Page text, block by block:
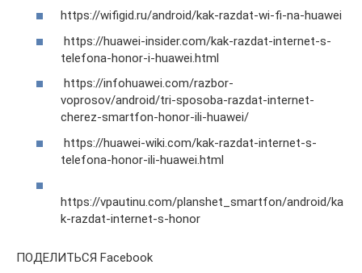
https://wifigid.ru/android/kak-razdat-wi-fi-na-huawei
https://huawei-insider.com/kak-razdat-internet-s-
telefona-honor-i-huawei.html
https://infohuawei.com/razbor-
voprosov/android/tri-sposoba-razdat-internet-
cherez-smartfon-honor-ili-huawei/
https://huawei-wiki.com/kak-razdat-internet-s-
telefona-honor-ili-huawei.html
https://vpautinu.com/planshet_smartfon/android/ka
k-razdat-internet-s-honor
ПОДЕЛИТЬСЯ Facebook